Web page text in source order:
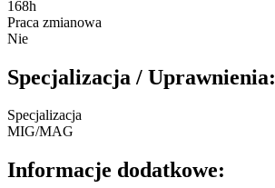
168h
Praca zmianowa
Nie
Specjalizacja / Uprawnienia:
Specjalizacja
MIG/MAG
Informacje dodatkowe: